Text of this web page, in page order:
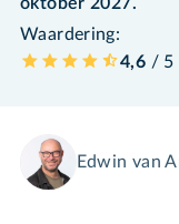
Waardering:
4,6 / 5
Edwin van